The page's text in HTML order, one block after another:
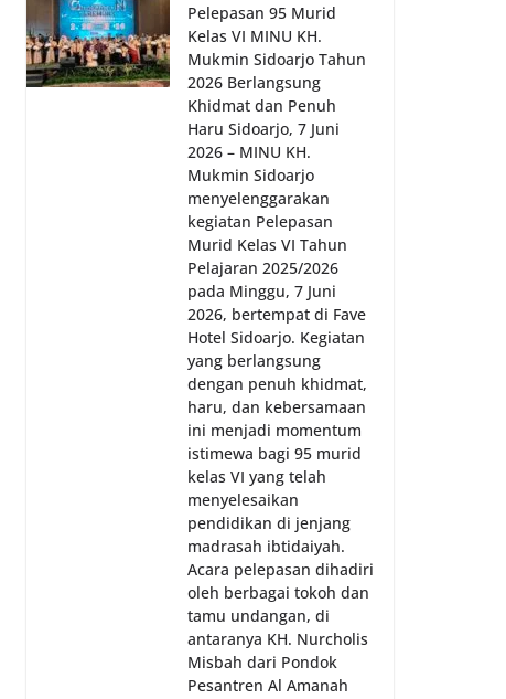
Pelepasan 95 Murid
Kelas VI MINU KH.
Mukmin Sidoarjo Tahun
2026 Berlangsung
Khidmat dan Penuh
Haru Sidoarjo, 7 Juni
2026 – MINU KH.
Mukmin Sidoarjo
menyelenggarakan
kegiatan Pelepasan
Murid Kelas VI Tahun
Pelajaran 2025/2026
pada Minggu, 7 Juni
2026, bertempat di Fave
Hotel Sidoarjo. Kegiatan
yang berlangsung
dengan penuh khidmat,
haru, dan kebersamaan
ini menjadi momentum
istimewa bagi 95 murid
kelas VI yang telah
menyelesaikan
pendidikan di jenjang
madrasah ibtidaiyah.
Acara pelepasan dihadiri
oleh berbagai tokoh dan
tamu undangan, di
antaranya KH. Nurcholis
Misbah dari Pondok
Pesantren Al Amanah